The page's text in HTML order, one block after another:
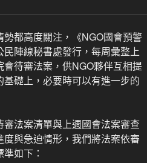
都高度關注，《NGO國會預警
陣線秘書處發行，每周彙整上
待審法案，供NGO夥伴互相提
礎上，必要時可以有進一步的
法案清單與上週國會法案審查
與急迫情形，我們將法案依審
如下：